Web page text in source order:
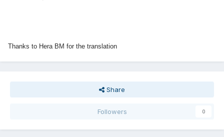
Thanks to Hera BM for the translation
Share
Followers 0